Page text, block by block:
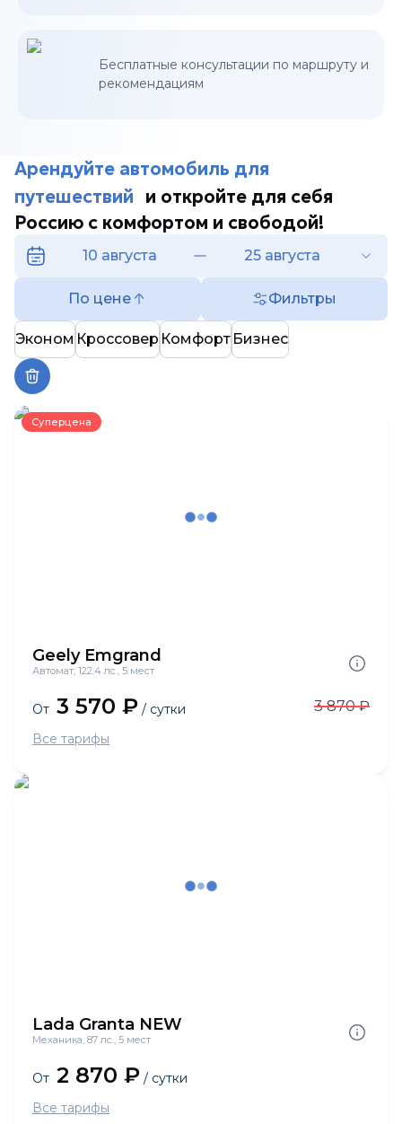
Бесплатные консультации по маршруту и
рекомендациям
Арендуйте автомобиль для
путешествий и откройте для себя
Россию с комфортом и свободой!
10 августа 25 августа
По цене Фильтры
Эконом Кроссовер Комфорт Бизнес
Суперцена
Geely Emgrand
Автомат, 122.4 лс., 5 мест
От 3 570 ₽ / сутки 3 870 ₽
Все тарифы
Lada Granta NEW
Механика, 87 лс., 5 мест
От 2 870 ₽ / сутки
Все тарифы